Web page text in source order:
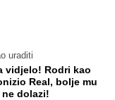
uraditi
vidjelo! Rodri kao
Real, bolje mu
dolazi!